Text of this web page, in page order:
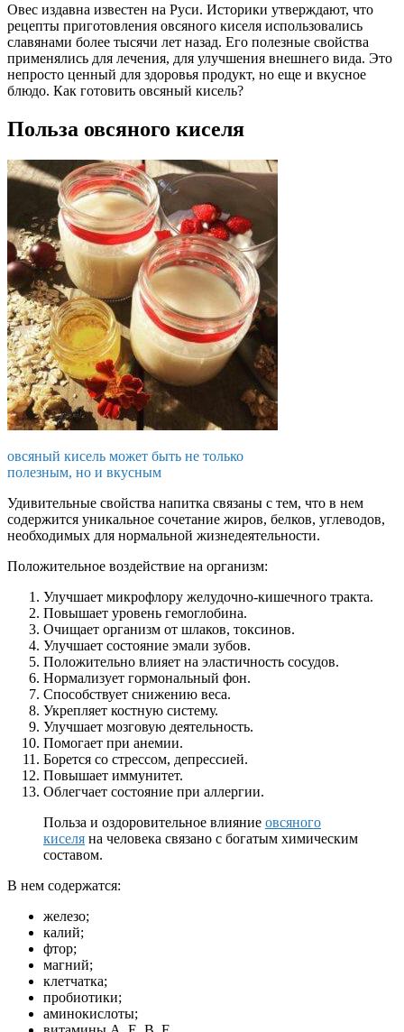
Овес издавна известен на Руси. Историки утверждают, что
рецепты приготовления овсяного киселя использовались
славянами более тысячи лет назад. Его полезные свойства
применялись для лечения, для улучшения внешнего вида. Это
непросто ценный для здоровья продукт, но еще и вкусное
блюдо. Как готовить овсяный кисель?
Польза овсяного киселя
овсяный кисель может быть не только
полезным, но и вкусным
Удивительные свойства напитка связаны с тем, что в нем
содержится уникальное сочетание жиров, белков, углеводов,
необходимых для нормальной жизнедеятельности.
Положительное воздействие на организм:
Улучшает микрофлору желудочно-кишечного тракта.
Повышает уровень гемоглобина.
Очищает организм от шлаков, токсинов.
Улучшает состояние эмали зубов.
Положительно влияет на эластичность сосудов.
Нормализует гормональный фон.
Способствует снижению веса.
Укрепляет костную систему.
Улучшает мозговую деятельность.
Помогает при анемии.
Борется со стрессом, депрессией.
Повышает иммунитет.
Облегчает состояние при аллергии.
Польза и оздоровительное влияние овсяного
киселя на человека связано с богатым химическим
составом.
В нем содержатся:
железо;
калий;
фтор;
магний;
клетчатка;
пробиотики;
аминокислоты;